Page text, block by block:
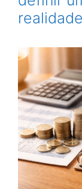
realidade